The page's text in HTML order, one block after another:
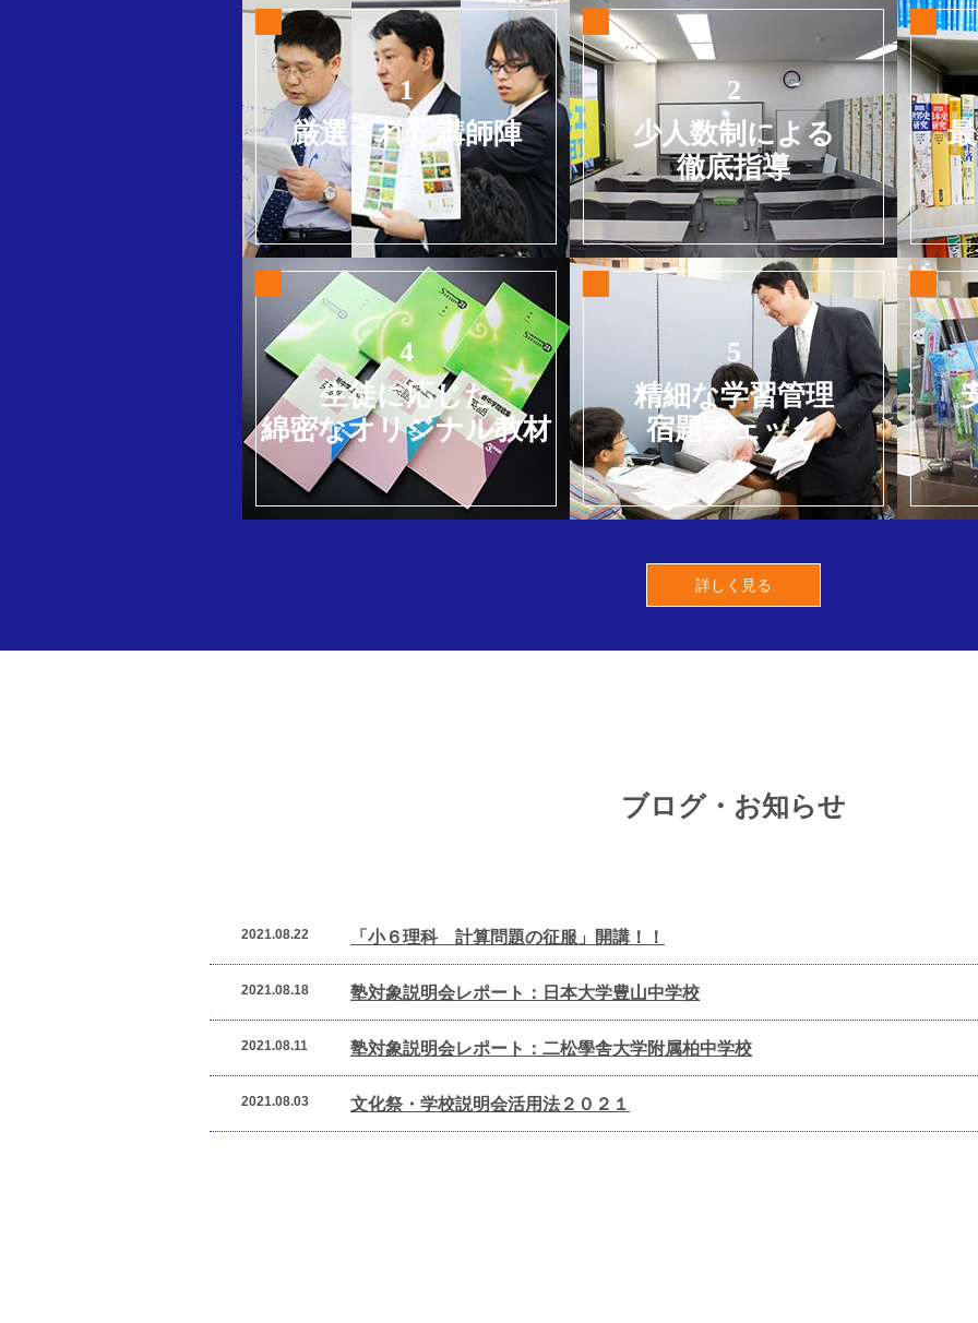
1
厳選された講師陣
2
少人数制による
徹底指導
4
生徒に応じた
綿密なオリジナル教材
5
精細な学習管理
宿題チェック
詳しく見る
ブログ・お知らせ
2021.08.22 「小６理科 計算問題の征服」開講！！
2021.08.18 塾対象説明会レポート：日本大学豊山中学校
2021.08.11 塾対象説明会レポート：二松學舎大学附属柏中学校
2021.08.03 文化祭・学校説明会活用法２０２１